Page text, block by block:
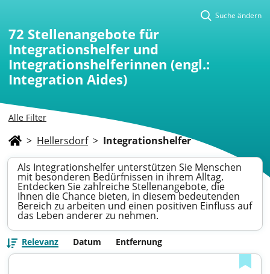
Alle Filter
Suche ändern
72 Stellenangebote für
Integrationshelfer und
Integrationshelferinnen (engl.:
Integration Aides)
> Hellersdorf > Integrationshelfer
Als Integrationshelfer unterstützen Sie Menschen
mit besonderen Bedürfnissen in ihrem Alltag.
Entdecken Sie zahlreiche Stellenangebote, die
Ihnen die Chance bieten, in diesem bedeutenden
Bereich zu arbeiten und einen positiven Einfluss auf
das Leben anderer zu nehmen.
Relevanz Datum Entfernung